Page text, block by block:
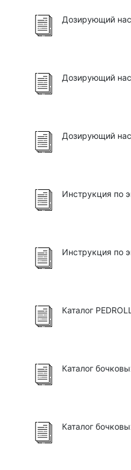
Дозирующий
Дозирующий
Дозирующий
Инструкция по
Инструкция по
Каталог
Каталог
Каталог